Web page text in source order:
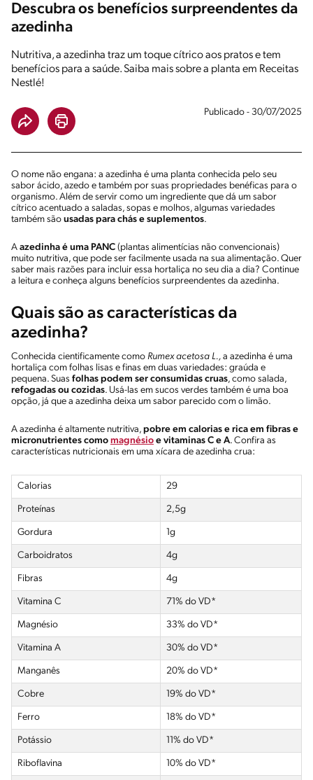
Descubra os benefícios surpreendentes da
azedinha
Nutritiva, a azedinha traz um toque cítrico aos pratos e tem
benefícios para a saúde. Saiba mais sobre a planta em Receitas
Nestlé!
Publicado - 30/07/2025
O nome não engana: a azedinha é uma planta conhecida pelo seu
sabor ácido, azedo e também por suas propriedades benéficas para o
organismo. Além de servir como um ingrediente que dá um sabor
cítrico acentuado a saladas, sopas e molhos, algumas variedades
também são usadas para chás e suplementos.
A azedinha é uma PANC (plantas alimentícias não convencionais)
muito nutritiva, que pode ser facilmente usada na sua alimentação. Quer
saber mais razões para incluir essa hortaliça no seu dia a dia? Continue
a leitura e conheça alguns benefícios surpreendentes da azedinha.
Quais são as características da
azedinha?
Conhecida cientificamente como Rumex acetosa L., a azedinha é uma
hortaliça com folhas lisas e finas em duas variedades: graúda e
pequena. Suas folhas podem ser consumidas cruas, como salada,
refogadas ou cozidas. Usá-las em sucos verdes também é uma boa
opção, já que a azedinha deixa um sabor parecido com o limão.
A azedinha é altamente nutritiva, pobre em calorias e rica em fibras e
micronutrientes como magnésio e vitaminas C e A. Confira as
características nutricionais em uma xícara de azedinha crua:
Calorias 29
Proteínas 2,5g
Gordura 1g
Carboidratos 4g
Fibras 4g
Vitamina C 71% do VD*
Magnésio 33% do VD*
Vitamina A 30% do VD*
Manganês 20% do VD*
Cobre 19% do VD*
Ferro 18% do VD*
Potássio 11% do VD*
Riboflavina 10% do VD*